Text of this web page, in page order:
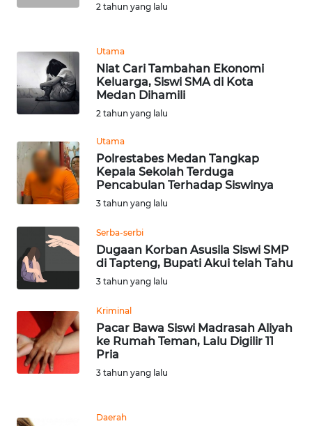
2 tahun yang lalu
Utama
Niat Cari Tambahan Ekonomi
Keluarga, Siswi SMA di Kota
Medan Dihamili
2 tahun yang lalu
Utama
Polrestabes Medan Tangkap
Kepala Sekolah Terduga
Pencabulan Terhadap Siswinya
3 tahun yang lalu
Serba-serbi
Dugaan Korban Asusila Siswi SMP
di Tapteng, Bupati Akui telah Tahu
3 tahun yang lalu
Kriminal
Pacar Bawa Siswi Madrasah Aliyah
ke Rumah Teman, Lalu Digilir 11
Pria
3 tahun yang lalu
Daerah
WN
WN
SUMSEL
WN
WN
LAMPUNG
JATENG
NUSANTARA
WN
JOGJA
WN
WN